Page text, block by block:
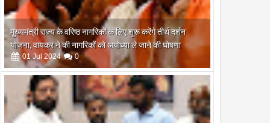
मुख्यमंत्री राज्य के वरिष्ठ नागरिकों के लिए शुरू करेंगे तीर्थ दर्शन
योजना, वायकर ने की नागरिकों को अयोध्या ले जाने की घोषणा
01 Jul 2024 0